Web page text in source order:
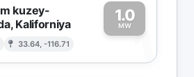
kuzey-
Kaliforniya
33.64, -116.71
1.0
MW1